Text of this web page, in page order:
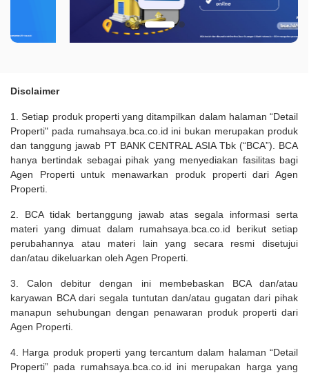
Disclaimer
1. Setiap produk properti yang ditampilkan dalam halaman “Detail
Properti" pada rumahsaya.bca.co.id ini bukan merupakan produk
dan tanggung jawab PT BANK CENTRAL ASIA Tbk (“BCA”). BCA
hanya bertindak sebagai pihak yang menyediakan fasilitas bagi
Agen Properti untuk menawarkan produk properti dari Agen
Properti.
2. BCA tidak bertanggung jawab atas segala informasi serta
materi yang dimuat dalam rumahsaya.bca.co.id berikut setiap
perubahannya atau materi lain yang secara resmi disetujui
dan/atau dikeluarkan oleh Agen Properti.
3. Calon debitur dengan ini membebaskan BCA dan/atau
karyawan BCA dari segala tuntutan dan/atau gugatan dari pihak
manapun sehubungan dengan penawaran produk properti dari
Agen Properti.
4. Harga produk properti yang tercantum dalam halaman “Detail
Properti” pada rumahsaya.bca.co.id ini merupakan harga yang